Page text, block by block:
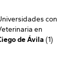
con
en
de Ávila (1)